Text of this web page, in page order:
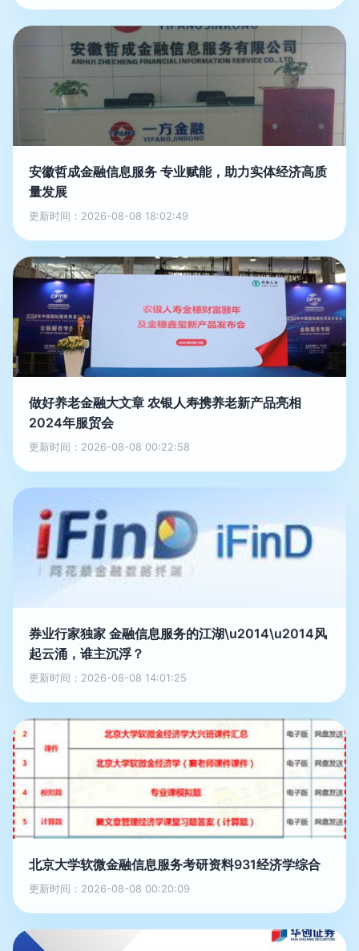
安徽哲成金融信息服务 专业赋能，助力实体经济高质
量发展
更新时间：2026-08-08 18:02:49
做好养老金融大文章 农银人寿携养老新产品亮相
2024年服贸会
更新时间：2026-08-08 00:22:58
券业行家独家 金融信息服务的江湖\u2014\u2014风
起云涌，谁主沉浮？
更新时间：2026-08-08 14:01:25
北京大学软微金融信息服务考研资料931经济学综合
更新时间：2026-08-08 00:20:09